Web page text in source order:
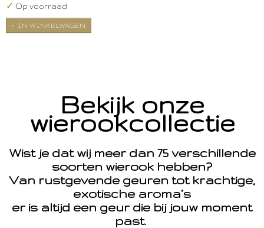
✓ Op voorraad
IN WINKELWAGEN
Bekijk onze
wierookcollectie
Wist je dat wij meer dan 75 verschillende
soorten wierook hebben?
Van rustgevende geuren tot krachtige,
exotische aroma’s
er is altijd een geur die bij jouw moment
past.